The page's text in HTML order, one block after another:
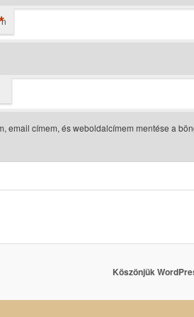
email címem, és weboldalcímem mentése a
Köszönjük